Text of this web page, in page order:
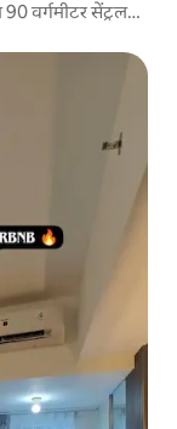
वर्गमीटर सेंट्रल